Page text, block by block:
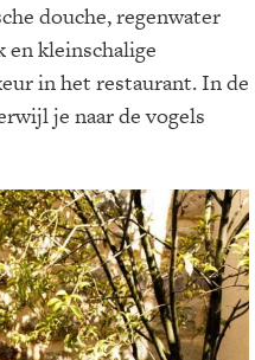
douche, regenwater
en kleinschalige
in het restaurant. In de
je naar de vogels